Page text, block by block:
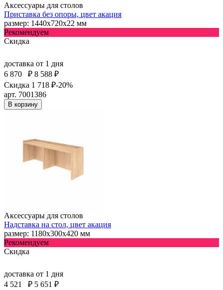
Аксессуары для столов
Приставка без опоры, цвет акация
размер: 1440х720х22 мм
Рекомендуем
Скидка
доставка от 1 дня
6 870
₽ 8 588 ₽
Скидка 1 718 ₽-20%
арт. 7001386
В корзину
Аксессуары для столов
Надставка на стол, цвет акация
размер: 1180х300х420 мм
Рекомендуем
Скидка
доставка от 1 дня
4 521
₽ 5 651 ₽